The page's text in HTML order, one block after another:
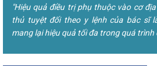
"Hiệu quả điều trị phụ thuộc vào cơ
thủ tuyệt đối theo y lệnh của bác sĩ
mang lại hiệu quả tối đa trong quá trình